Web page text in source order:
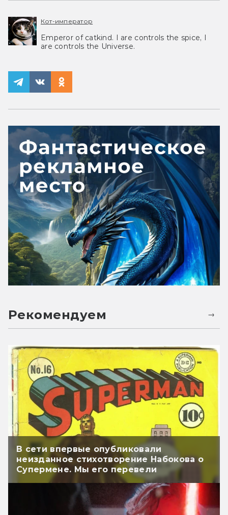
Кот-император
Emperor of catkind. I are controls the spice, I
are controls the Universe.
Рекомендуем
В сети впервые опубликовали
неизданное стихотворение Набокова о
Супермене. Мы его перевели